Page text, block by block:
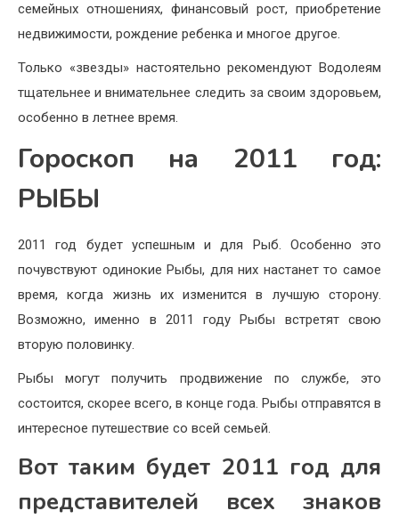
семейных отношениях, финансовый рост, приобретение
недвижимости, рождение ребенка и многое другое.
Только «звезды» настоятельно рекомендуют Водолеям
тщательнее и внимательнее следить за своим здоровьем,
особенно в летнее время.
Гороскоп на 2011 год:
РЫБЫ
2011 год будет успешным и для Рыб. Особенно это
почувствуют одинокие Рыбы, для них настанет то самое
время, когда жизнь их изменится в лучшую сторону.
Возможно, именно в 2011 году Рыбы встретят свою
вторую половинку.
Рыбы могут получить продвижение по службе, это
состоится, скорее всего, в конце года. Рыбы отправятся в
интересное путешествие со всей семьей.
Вот таким будет 2011 год для
представителей всех знаков